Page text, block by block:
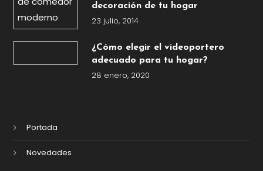
decoración de tu hogar
23 julio, 2014
¿Cómo elegir el videoportero
adecuado para tu hogar?
28 enero, 2020
Portada
Novedades